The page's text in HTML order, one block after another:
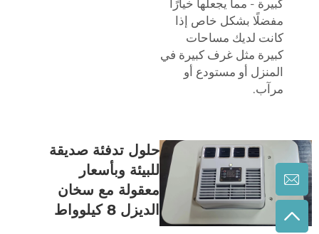
كبيرة - مما يجعلها خيارًا
مفضلًا بشكل خاص إذا
كانت لديك مساحات
كبيرة مثل غرف كبيرة في
المنزل أو مستودع أو
مرآب.
حلول تدفئة صديقة
للبيئة وبأسعار
معقولة مع سخان
الديزل 8 كيلوواط